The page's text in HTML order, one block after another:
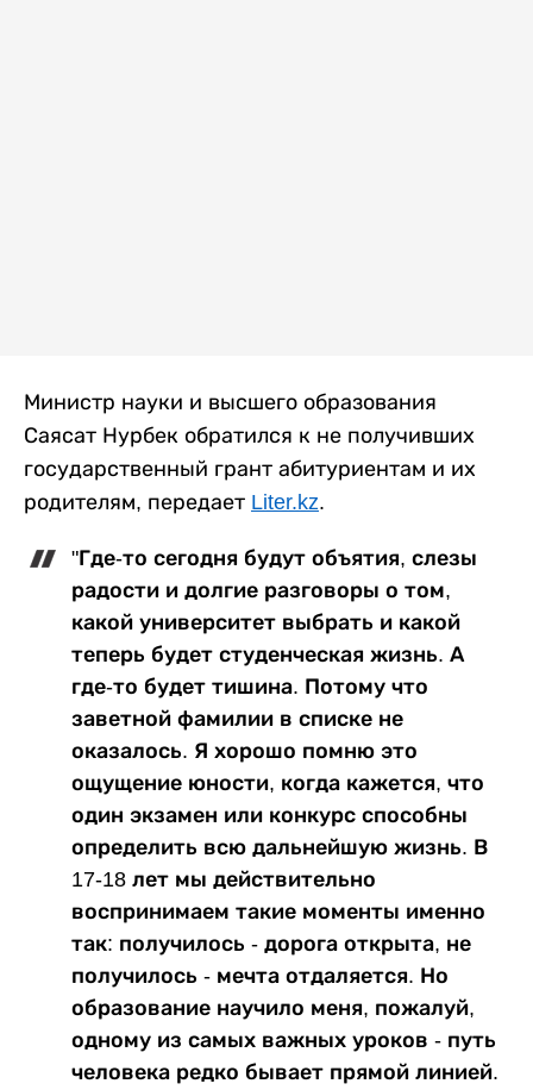
Министр науки и высшего образования
Саясат Нурбек обратился к не получивших
государственный грант абитуриентам и их
родителям, передает Liter.kz.
"Где-то сегодня будут объятия, слезы
радости и долгие разговоры о том,
какой университет выбрать и какой
теперь будет студенческая жизнь. А
где-то будет тишина. Потому что
заветной фамилии в списке не
оказалось. Я хорошо помню это
ощущение юности, когда кажется, что
один экзамен или конкурс способны
определить всю дальнейшую жизнь. В
17-18 лет мы действительно
воспринимаем такие моменты именно
так: получилось - дорога открыта, не
получилось - мечта отдаляется. Но
образование научило меня, пожалуй,
одному из самых важных уроков - путь
человека редко бывает прямой линией.